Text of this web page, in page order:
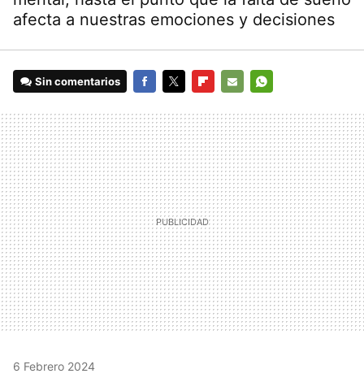
afecta a nuestras emociones y decisiones
Sin comentarios
MAIL
6 Febrero 2024